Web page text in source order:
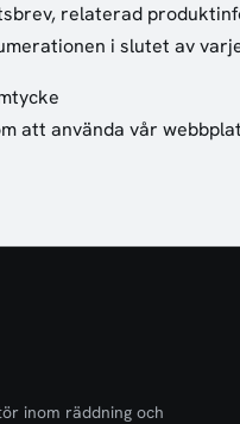
relaterad
i slutet av
att använda vår
inom räddning och